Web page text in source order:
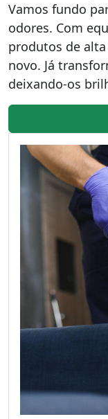
Vamos fundo
odores. Com
produtos de
novo. Já
deixando-os